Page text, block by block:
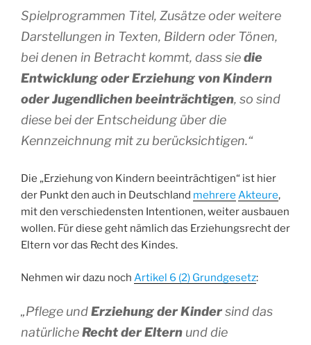
Spielprogrammen Titel, Zusätze oder weitere
Darstellungen in Texten, Bildern oder Tönen,
bei denen in Betracht kommt, dass siedie
Entwicklung oder Erziehung von Kindern
oder Jugendlichen beeinträchtigen, so sind
diese bei der Entscheidung über die
Kennzeichnung mit zu berücksichtigen.“
Die „Erziehung von Kindern beeinträchtigen“ ist hier
der Punkt den auch in Deutschland mehrere Akteure,
mit den verschiedensten Intentionen, weiter ausbauen
wollen. Für diese geht nämlich das Erziehungsrecht der
Eltern vor das Recht des Kindes.
Nehmen wir dazu noch Artikel 6 (2) Grundgesetz:
„Pflege undErziehung der Kindersind das
natürlicheRecht der Eltern und die